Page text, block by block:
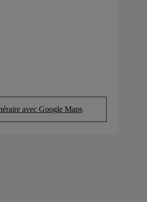
avec Google Maps
(Opens in new tab)